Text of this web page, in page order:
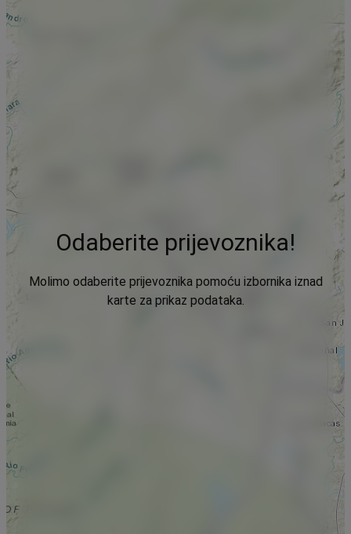
Odaberite prijevoznika!
Molimo odaberite prijevoznika pomoću izbornika iznad
karte za prikaz podataka.